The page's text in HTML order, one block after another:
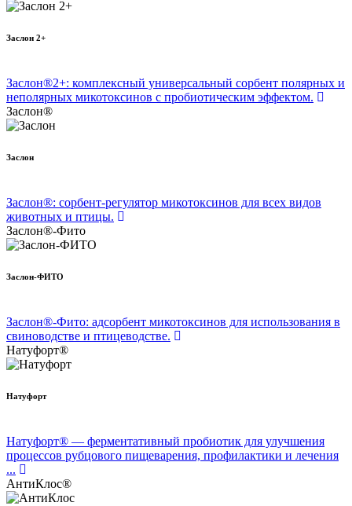
Заслон 2+
Заслон®2+: комплексный универсальный сорбент полярных и
неполярных микотоксинов с пробиотическим эффектом.
Заслон®
Заслон
Заслон®: сорбент-регулятор микотоксинов для всех видов
животных и птицы.
Заслон®-Фито
Заслон-ФИТО
Заслон®-Фито: адсорбент микотоксинов для использования в
свиноводстве и птицеводстве.
Натуфорт®
Натуфорт
Натуфорт® — ферментативный пробиотик для улучшения
процессов рубцового пищеварения, профилактики и лечения
...
АнтиКлос®